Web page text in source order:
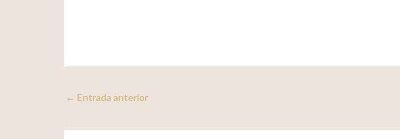
← Entrada anterior